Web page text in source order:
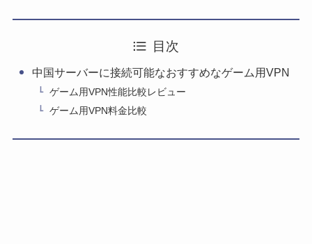
目次
中国サーバーに接続可能なおすすめなゲーム用VPN
ゲーム用VPN性能比較レビュー
ゲーム用VPN料金比較